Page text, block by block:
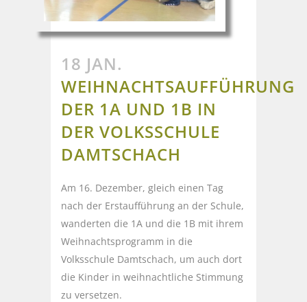
18 JAN.
WEIHNACHTSAUFFÜHRUNG
DER 1A UND 1B IN
DER VOLKSSCHULE
DAMTSCHACH
Am 16. Dezember, gleich einen Tag
nach der Erstaufführung an der Schule,
wanderten die 1A und die 1B mit ihrem
Weihnachtsprogramm in die
Volksschule Damtschach, um auch dort
die Kinder in weihnachtliche Stimmung
zu versetzen.